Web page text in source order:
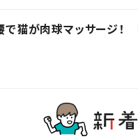
で猫が肉球マッサージ！